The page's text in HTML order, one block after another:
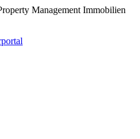
Management Immobilien